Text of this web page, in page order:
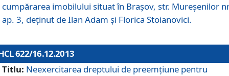
cumpărarea imobilului situat în Braşov, str. Mureşenilor
ap. 3, deţinut de Ilan Adam şi Florica Stoianovici.
622/16.12.2013
Titlu: Neexercitarea dreptului de preemţiune pentru